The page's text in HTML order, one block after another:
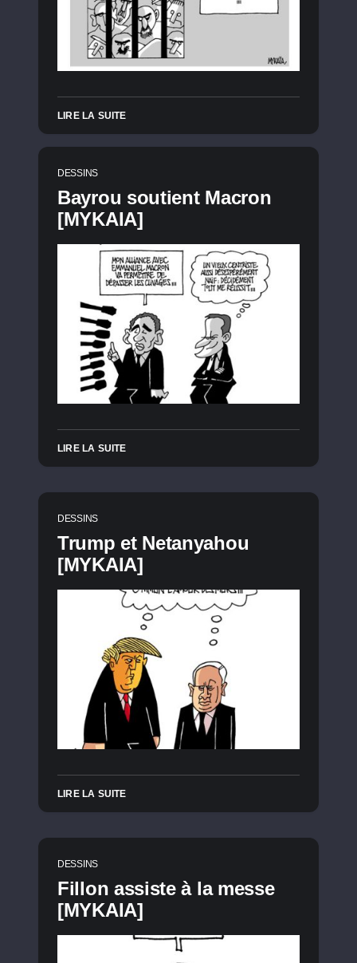
LIRE LA SUITE
DESSINS
Bayrou soutient Macron
[MYKAIA]
LIRE LA SUITE
DESSINS
Trump et Netanyahou
[MYKAIA]
LIRE LA SUITE
DESSINS
Fillon assiste à la messe
[MYKAIA]